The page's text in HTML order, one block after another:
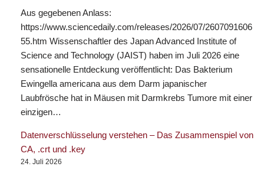
Aus gegebenen Anlass:
https://www.sciencedaily.com/releases/2026/07/2607091606
55.htm Wissenschaftler des Japan Advanced Institute of
Science and Technology (JAIST) haben im Juli 2026 eine
sensationelle Entdeckung veröffentlicht: Das Bakterium
Ewingella americana aus dem Darm japanischer
Laubfrösche hat in Mäusen mit Darmkrebs Tumore mit einer
einzigen…
Datenverschlüsselung verstehen – Das Zusammenspiel von
CA, .crt und .key
24. Juli 2026